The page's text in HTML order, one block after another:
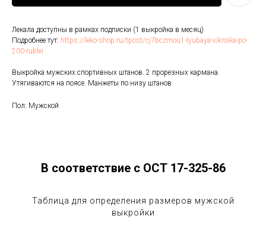
Лекала доступны в рамках подписки (1 выкройка в месяц)
Подробнее тут: https://leko-shop.ru/tpost/cj7bczmou1-lyubaya-vikroika-po-
200-rublei
Выкройка мужских спортивных штанов. 2 прорезных кармана.
Утягиваются на поясе. Манжеты по низу штанов
Пол: Мужской
В соответствие с ОСТ 17-325-86
Таблица для определения размеров мужской
выкройки